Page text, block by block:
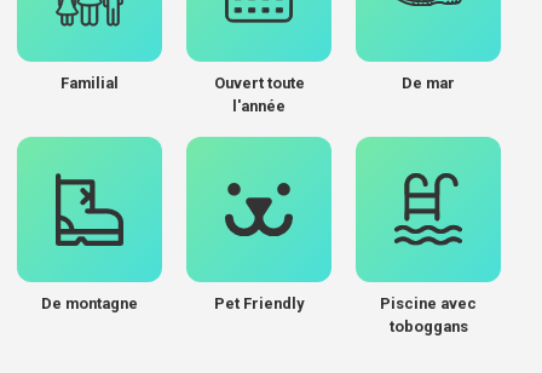
Familial
Ouvert toute
l'année
De mar
De montagne Pet Friendly
Piscine avec
toboggans